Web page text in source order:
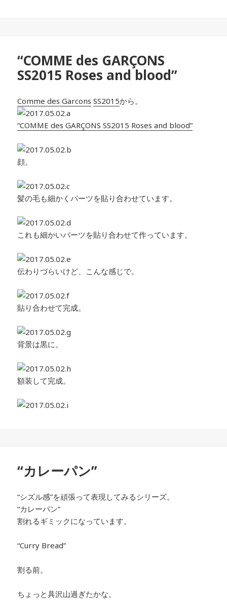
“COMME des GARÇONS
SS2015 Roses and blood”
Comme des Garcons SS2015から。
“COMME des GARÇONS SS2015 Roses and blood”
顔。
髪の毛も細かくパーツを貼り合わせています。
これも細かいパーツを貼り合わせて作っています。
伝わりづらいけど、こんな感じで。
貼り合わせて完成。
背景は黒に。
額装して完成。
“カレーパン”
“シズル感”を頑張って表現してみるシリーズ。
“カレーパン”
割れるギミックになっています。
“Curry Bread”
割る前。
ちょっと具沢山過ぎたかな。